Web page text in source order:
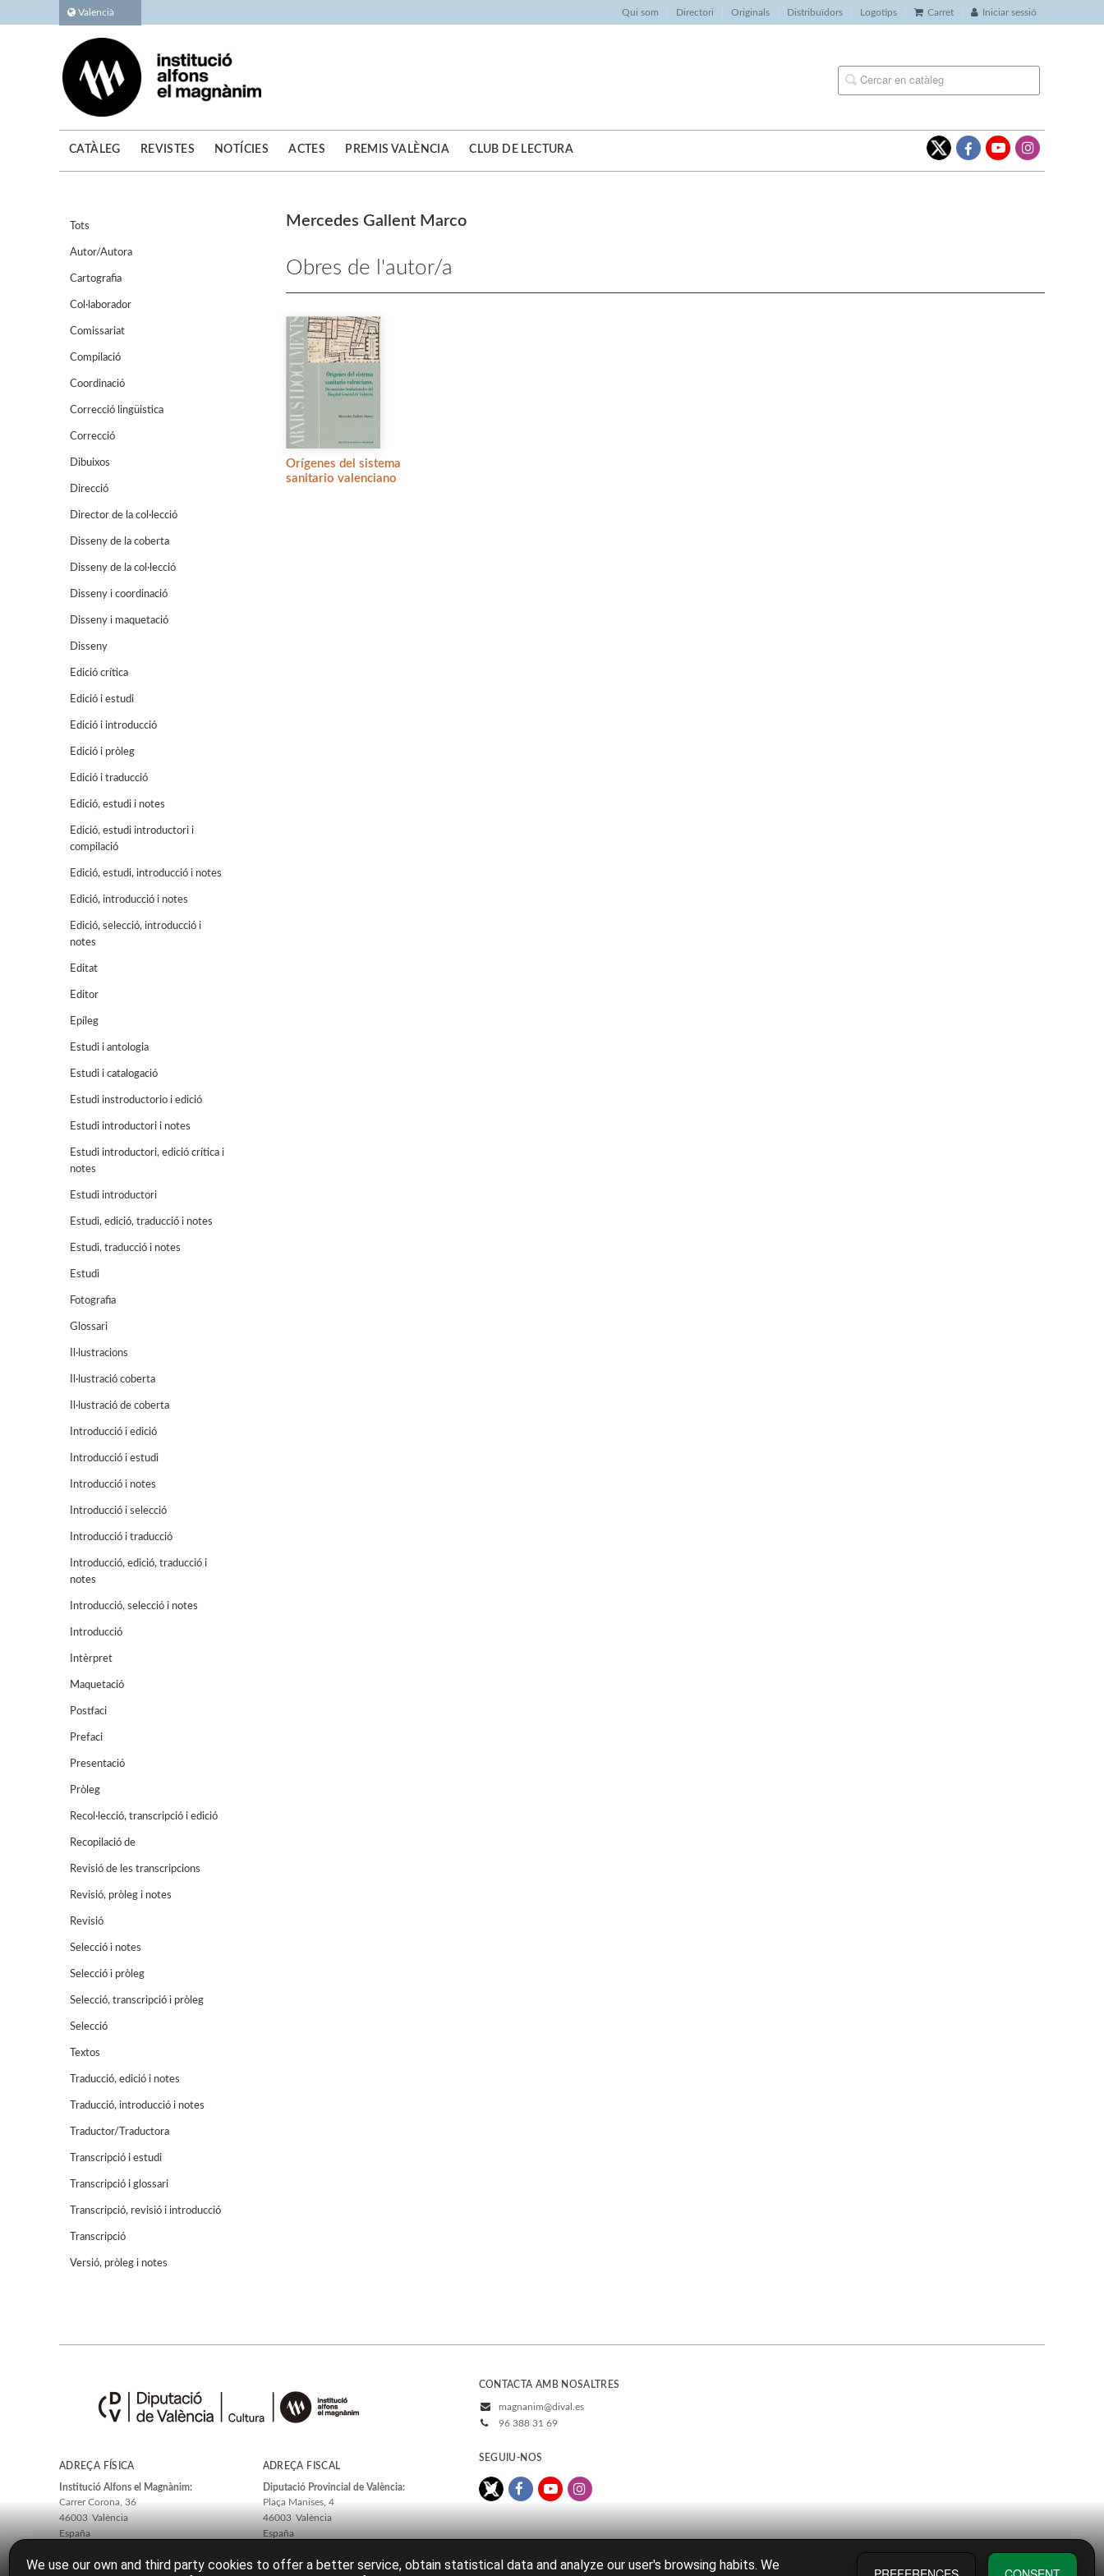
Valencià Qui som Directori Originals Distribuïdors Logotips Carret Iniciar sessió
CATÀLEG REVISTES NOTÍCIES ACTES PREMIS VALÈNCIA CLUB DE LECTURA
Tots
Autor/Autora
Cartografia
Col·laborador
Comissariat
Compilació
Coordinació
Correcció lingüistica
Correcció
Dibuixos
Direcció
Director de la col·lecció
Disseny de la coberta
Disseny de la col·lecció
Disseny i coordinació
Disseny i maquetació
Disseny
Edició crítica
Edició i estudi
Edició i introducció
Edició i pròleg
Edició i traducció
Edició, estudi i notes
Edició, estudi introductori i
compilació
Edició, estudi, introducció i notes
Edició, introducció i notes
Edició, selecció, introducció i
notes
Editat
Editor
Epíleg
Estudi i antologia
Estudi i catalogació
Estudi instroductorio i edició
Estudi introductori i notes
Estudi introductori, edició crítica i
notes
Estudi introductori
Estudi, edició, traducció i notes
Estudi, traducció i notes
Estudi
Fotografia
Glossari
Il·lustracions
Il·lustració coberta
Il·lustració de coberta
Introducció i edició
Introducció i estudi
Introducció i notes
Introducció i selecció
Introducció i traducció
Introducció, edició, traducció i
notes
Introducció, selecció i notes
Introducció
Intèrpret
Maquetació
Postfaci
Prefaci
Presentació
Pròleg
Recol·lecció, transcripció i edició
Recopilació de
Revisió de les transcripcions
Revisió, pròleg i notes
Revisió
Selecció i notes
Selecció i pròleg
Selecció, transcripció i pròleg
Selecció
Textos
Traducció, edició i notes
Traducció, introducció i notes
Traductor/Traductora
Transcripció i estudi
Transcripció i glossari
Transcripció, revisió i introducció
Transcripció
Versió, pròleg i notes
Mercedes Gallent Marco
Obres de l'autor/a
Orígenes del sistema
sanitario valenciano
ADREÇA FÍSICA
Institució Alfons el Magnànim:
Carrer Corona, 36
46003 València
España
ADREÇA FISCAL
Diputació Provincial de València:
Plaça Manises, 4
46003 València
España
CONTACTA AMB NOSALTRES
magnanim@dival.es
96 388 31 69
SEGUIU-NOS
We use our own and third party cookies to offer a better service, obtain statistical data and analyze our user's browsing habits. We